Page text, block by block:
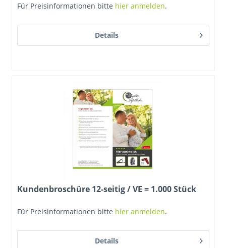
Für Preisinformationen bitte hier anmelden.
Details
Kundenbroschüre 12-seitig / VE = 1.000 Stück
Für Preisinformationen bitte hier anmelden.
Details